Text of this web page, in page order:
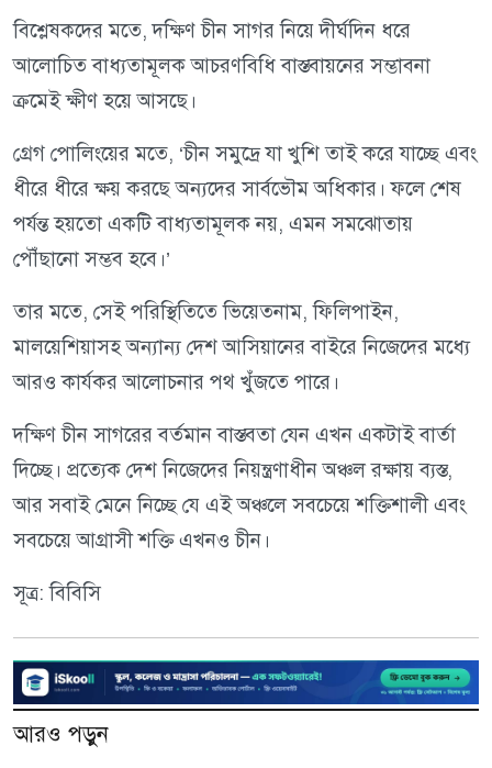
বিশ্লেষকদের মতে, দক্ষিণ চীন সাগর নিয়ে দীর্ঘদিন ধরে
আলোচিত বাধ্যতামূলক আচরণবিধি বাস্তবায়নের সম্ভাবনা
ক্রমেই ক্ষীণ হয়ে আসছে।
গ্রেগ পোলিংয়ের মতে, ‘চীন সমুদ্রে যা খুশি তাই করে যাচ্ছে এবং
ধীরে ধীরে ক্ষয় করছে অন্যদের সার্বভৌম অধিকার। ফলে শেষ
পর্যন্ত হয়তো একটি বাধ্যতামূলক নয়, এমন সমঝোতায়
পৌঁছানো সম্ভব হবে।’
তার মতে, সেই পরিস্থিতিতে ভিয়েতনাম, ফিলিপাইন,
মালয়েশিয়াসহ অন্যান্য দেশ আসিয়ানের বাইরে নিজেদের মধ্যে
আরও কার্যকর আলোচনার পথ খুঁজতে পারে।
দক্ষিণ চীন সাগরের বর্তমান বাস্তবতা যেন এখন একটাই বার্তা
দিচ্ছে। প্রত্যেক দেশ নিজেদের নিয়ন্ত্রণাধীন অঞ্চল রক্ষায় ব্যস্ত,
আর সবাই মেনে নিচ্ছে যে এই অঞ্চলে সবচেয়ে শক্তিশালী এবং
সবচেয়ে আগ্রাসী শক্তি এখনও চীন।
সূত্র: বিবিসি
আরও পড়ুন